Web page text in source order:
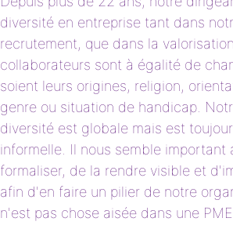
diversité en entreprise tant dans
recrutement, que dans la
collaborateurs sont à égalité de
soient leurs origines, religion,
genre ou situation de handicap.
diversité est globale mais est
informelle. Il nous semble important
formaliser, de la rendre visible et
afin d'en faire un pilier de notre
n'est pas chose aisée dans une PME.